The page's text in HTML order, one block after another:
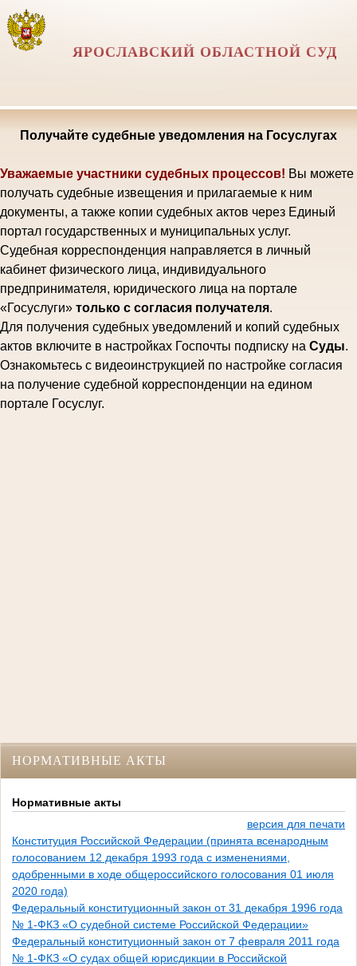
ЯРОСЛАВСКИЙ ОБЛАСТНОЙ СУД
Получайте судебные уведомления на Госуслугах
Уважаемые участники судебных процессов! Вы можете
получать судебные извещения и прилагаемые к ним
документы, а также копии судебных актов через Единый
портал государственных и муниципальных услуг.
Судебная корреспонденция направляется в личный
кабинет физического лица, индивидуального
предпринимателя, юридического лица на портале
«Госуслуги» только с согласия получателя.
Для получения судебных уведомлений и копий судебных
актов включите в настройках Госпочты подписку на Суды.
Ознакомьтесь с видеоинструкцией по настройке согласия
на получение судебной корреспонденции на едином
портале Госуслуг.
НОРМАТИВНЫЕ АКТЫ
Нормативные акты
версия для печати
Конституция Российской Федерации (принята всенародным
голосованием 12 декабря 1993 года с изменениями,
одобренными в ходе общероссийского голосования 01 июля
2020 года)
Федеральный конституционный закон от 31 декабря 1996 года
№ 1-ФКЗ «О судебной системе Российской Федерации»
Федеральный конституционный закон от 7 февраля 2011 года
№ 1-ФКЗ «О судах общей юрисдикции в Российской